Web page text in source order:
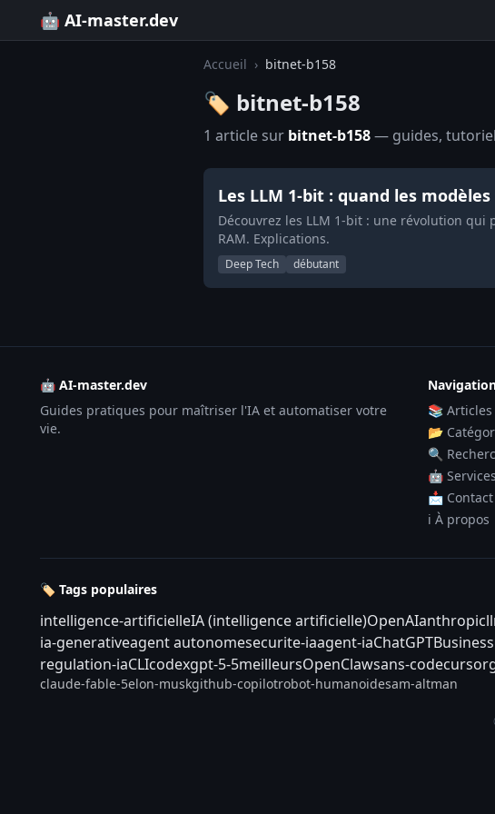
🤖 AI-master.dev
Accueil › bitnet-b158
🏷️ bitnet-b158
1 article sur bitnet-b158— guides,
Les LLM 1-bit : quand les
Découvrez les LLM 1-bit : une révolution
RAM. Explications.
Deep Tech débutant
🤖 AI-master.dev
Guides pratiques pour maîtriser l'IA et automatiser votre
vie.
📚 Articles
📂
🔍
🤖 Services
📩 Contact
ℹ️ À propos
🏷️ Tags populaires
intelligence-artificielleIA (intelligence artificielle)OpenAIanthropic
ia-generativeagent autonomesecurite-iaagent-iaChatGPTBusiness
regulation-iaCLIcodexgpt-5-5meilleursOpenClawsans-codecursor
claude-fable-5elon-muskgithub-copilotrobot-humanoidesam-altman